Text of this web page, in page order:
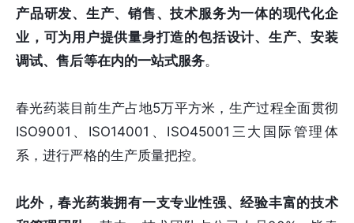
产品研发、生产、销售、技术服务为一体的现代化企
业，可为用户提供量身打造的包括设计、生产、安装
调试、售后等在内的一站式服务。
春光药装目前生产占地5万平方米，生产过程全面贯彻
ISO9001、ISO14001、ISO45001三大国际管理体
系，进行严格的生产质量把控。
此外，春光药装拥有一支专业性强、经验丰富的技术